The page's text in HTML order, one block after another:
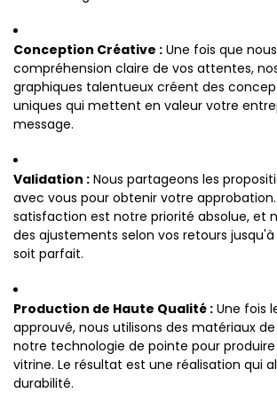
Conception Créative : Une fois que
compréhension claire de vos attentes,
graphiques talentueux créent des
uniques qui mettent en valeur votre
message.
Validation : Nous partageons les
avec vous pour obtenir votre
satisfaction est notre priorité absolue, et
des ajustements selon vos retours
soit parfait.
Production de Haute Qualité : Une fois
approuvé, nous utilisons des matériaux
notre technologie de pointe pour
vitrine. Le résultat est une réalisation qui
durabilité.